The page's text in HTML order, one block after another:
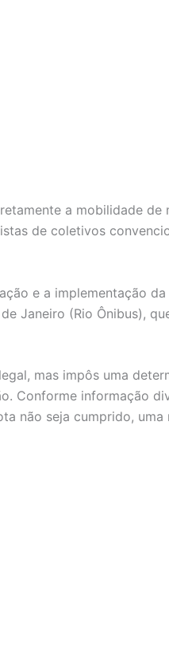
a mobilidade de
de coletivos
e a implementação
Janeiro (Rio Ônibus),
mas impôs uma
Conforme informação
não seja cumprido, uma